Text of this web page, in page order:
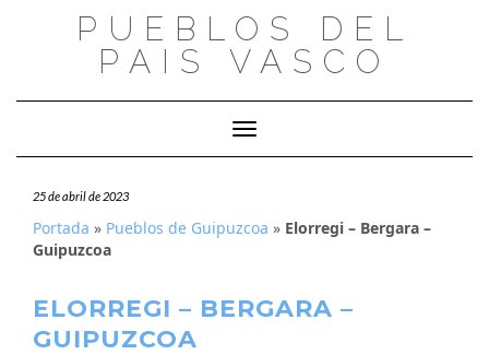
PUEBLOS DEL
PAIS VASCO
Cambiar modo de navegación
25 de abril de 2023
Portada » Pueblos de Guipuzcoa » Elorregi – Bergara –
Guipuzcoa
ELORREGI – BERGARA –
GUIPUZCOA